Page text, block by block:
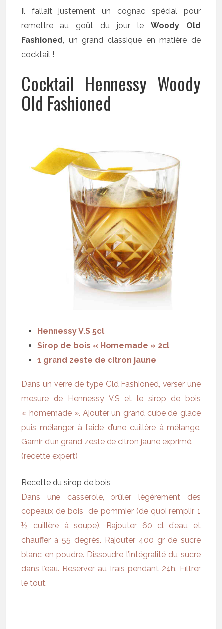
Il fallait justement un cognac spécial pour
remettre au goût du jour le Woody Old
Fashioned , un grand classique en matière de
cocktail !
Cocktail Hennessy Woody
Old Fashioned
Hennessy V.S 5cl
Sirop de bois « Homemade » 2cl
1 grand zeste de citron jaune
Dans un verre de type Old Fashioned, verser une
mesure de Hennessy V.S et le sirop de bois
« homemade ». Ajouter un grand cube de glace
puis mélanger à l’aide d’une cuillère à mélange.
Garnir d’un grand zeste de citron jaune exprimé.
(recette expert)
Recette du sirop de bois:
Dans une casserole, brûler légèrement des
copeaux de bois de pommier (de quoi remplir 1
½ cuillère à soupe). Rajouter 60 cl d’eau et
chauffer à 55 degrés. Rajouter 400 gr de sucre
blanc en poudre. Dissoudre l’intégralité du sucre
dans l’eau. Réserver au frais pendant 24h. Filtrer
le tout.